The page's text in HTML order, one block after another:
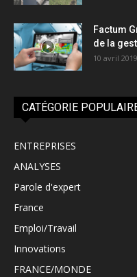
Factum
de la
10 avril 2019
CATÉGORIE
ENTREPRISES
ANALYSES
Parole d'expert
France
Emploi/Travail
Innovations
FRANCE/MONDE